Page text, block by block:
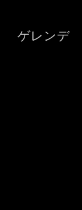
ゲレンデ